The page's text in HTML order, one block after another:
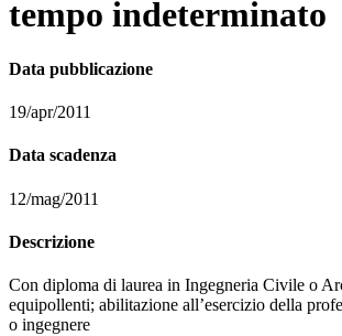
tempo indeterminato
Data pubblicazione
19/apr/2011
Data scadenza
12/mag/2011
Descrizione
Con diploma di laurea in Ingegneria Civile o
equipollenti; abilitazione all’esercizio della
o ingegnere